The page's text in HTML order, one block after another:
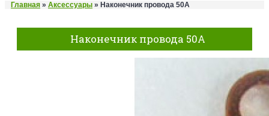
Главная » Аксессуары » Наконечник провода 50А
Наконечник провода 50А